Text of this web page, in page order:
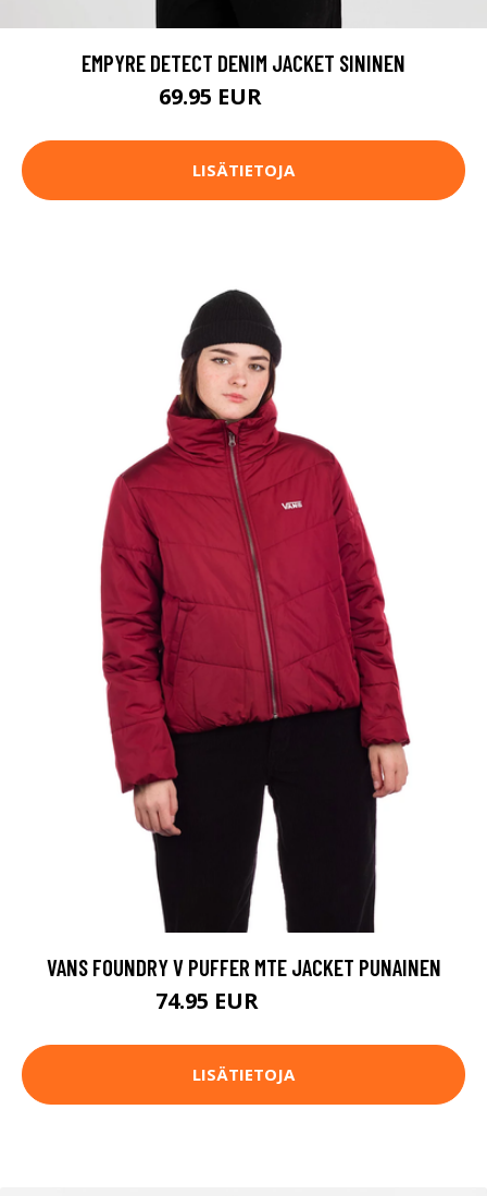
EMPYRE DETECT DENIM JACKET SININEN
69.95 EUR
LISÄTIETOJA
VANS FOUNDRY V PUFFER MTE JACKET PUNAINEN
74.95 EUR
LISÄTIETOJA